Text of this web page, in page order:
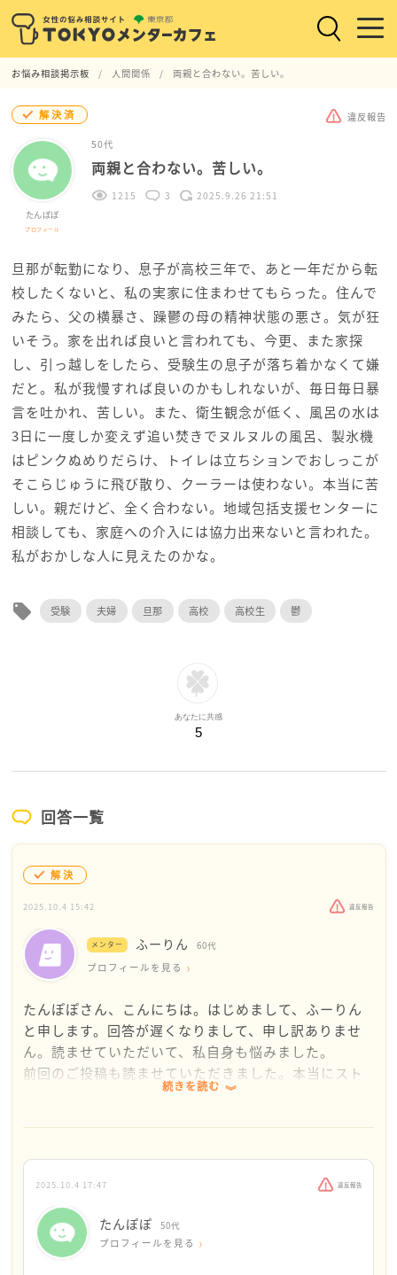
お悩み相談掲示板 人間関係 両親と合わない。苦しい。
解決済 違反報告
たんぽぽ
プロフィール
50代
両親と合わない。苦しい。
1215 3 2025.9.26 21:51
旦那が転勤になり、息子が高校三年で、あと一年だから転
校したくないと、私の実家に住まわせてもらった。住んで
みたら、父の横暴さ、躁鬱の母の精神状態の悪さ。気が狂
いそう。家を出れば良いと言われても、今更、また家探
し、引っ越しをしたら、受験生の息子が落ち着かなくて嫌
だと。私が我慢すれば良いのかもしれないが、毎日毎日暴
言を吐かれ、苦しい。また、衛生観念が低く、風呂の水は
3日に一度しか変えず追い焚きでヌルヌルの風呂、製氷機
はピンクぬめりだらけ、トイレは立ちションでおしっこが
そこらじゅうに飛び散り、クーラーは使わない。本当に苦
しい。親だけど、全く合わない。地域包括支援センターに
相談しても、家庭への介入には協力出来ないと言われた。
私がおかしな人に見えたのかな。
local_offer 受験 夫婦 旦那 高校 高校生 鬱
あなたに共感
5
回答一覧
解決
2025.10.4 15:42 違反報告
メンター ふーりん 60代
プロフィールを見る
たんぽぽさん、こんにちは。はじめまして、ふーりん
と申します。回答が遅くなりまして、申し訳ありませ
ん。読ませていただいて、私自身も悩みました。
前回のご投稿も読ませていただきました。本当にスト
レスのたまる日々、お疲れ様です。血のつながったご
ります。
思ったのは、ご両親の年齢から、また、同居以前はそ
れることから、ご両親の生活態度を改めるのは難しい
気がします。では、どうするか？本当に難しくて、私
続きを読む
2025.10.4 17:47 違反報告
たんぽぽ 50代
プロフィールを見る